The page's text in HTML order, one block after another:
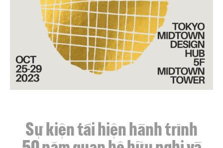
Sự kiện tái hiện hành trình